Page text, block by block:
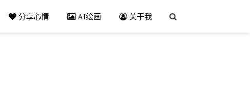
分享心情 AI绘画 关于我